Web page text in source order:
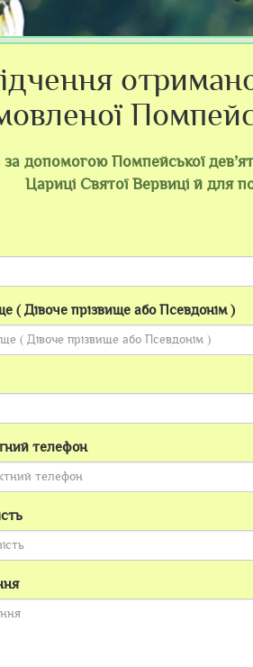
допомогою Помпейської
Цариці Святої Вервиці й для
( Дівоче прізвище або Псевдонім )
телефон